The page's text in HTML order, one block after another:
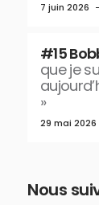
7 juin 2026
#15
que je
»
29 mai 2026
Nous